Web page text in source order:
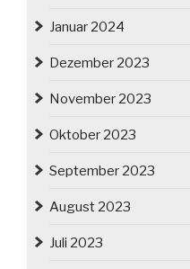
Januar 2024
Dezember 2023
November 2023
Oktober 2023
September 2023
August 2023
Juli 2023